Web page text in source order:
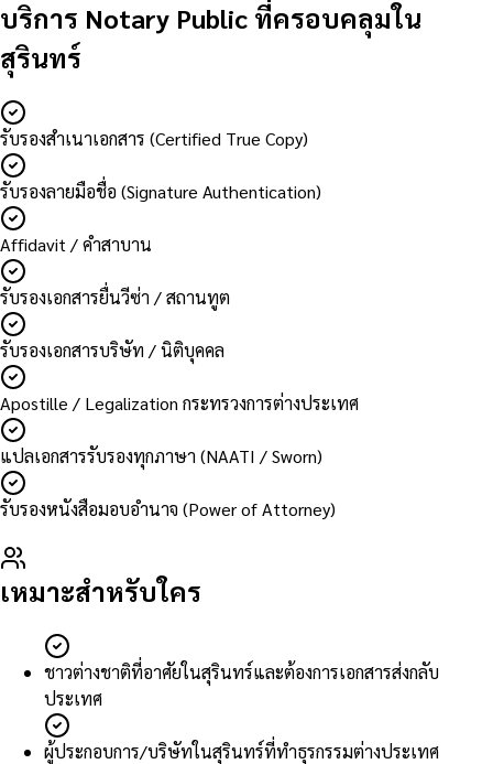
บริการ Notary Public ที่ครอบคลุมใน
สุรินทร์
รับรองสำเนาเอกสาร (Certified True Copy)
รับรองลายมือชื่อ (Signature Authentication)
Affidavit / คำสาบาน
รับรองเอกสารยื่นวีซ่า / สถานทูต
รับรองเอกสารบริษัท / นิติบุคคล
Apostille / Legalization กระทรวงการต่างประเทศ
แปลเอกสารรับรองทุกภาษา (NAATI / Sworn)
รับรองหนังสือมอบอำนาจ (Power of Attorney)
เหมาะสำหรับใคร
ชาวต่างชาติที่อาศัยในสุรินทร์และต้องการเอกสารส่งกลับ
ประเทศ
ผู้ประกอบการ/บริษัทในสุรินทร์ที่ทำธุรกรรมต่างประเทศ